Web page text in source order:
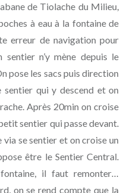
de Tiolache du Milieu,
à eau à la fontaine de
erreur de navigation pour
n’y mène depuis le
pose les sacs puis direction
qui y descend et on
Après 20min on croise
sentier qui passe devant.
se sentier et on croise un
être le Sentier Central.
il faut remonter…
on se rend compte que la